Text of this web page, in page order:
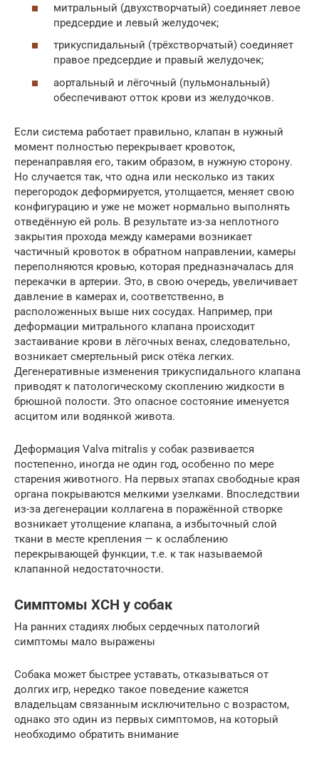
митральный (двухстворчатый) соединяет левое
предсердие и левый желудочек;
трикуспидальный (трёхстворчатый) соединяет
правое предсердие и правый желудочек;
аортальный и лёгочный (пульмональный)
обеспечивают отток крови из желудочков.
Если система работает правильно, клапан в нужный
момент полностью перекрывает кровоток,
перенаправляя его, таким образом, в нужную сторону.
Но случается так, что одна или несколько из таких
перегородок деформируется, утолщается, меняет свою
конфигурацию и уже не может нормально выполнять
отведённую ей роль. В результате из-за неплотного
закрытия прохода между камерами возникает
частичный кровоток в обратном направлении, камеры
переполняются кровью, которая предназначалась для
перекачки в артерии. Это, в свою очередь, увеличивает
давление в камерах и, соответственно, в
расположенных выше них сосудах. Например, при
деформации митрального клапана происходит
застаивание крови в лёгочных венах, следовательно,
возникает смертельный риск отёка легких.
Дегенеративные изменения трикуспидального клапана
приводят к патологическому скоплению жидкости в
брюшной полости. Это опасное состояние именуется
асцитом или водянкой живота.
Деформация Valva mitralis у собак развивается
постепенно, иногда не один год, особенно по мере
старения животного. На первых этапах свободные края
органа покрываются мелкими узелками. Впоследствии
из-за дегенерации коллагена в поражённой створке
возникает утолщение клапана, а избыточный слой
ткани в месте крепления — к ослаблению
перекрывающей функции, т.е. к так называемой
клапанной недостаточности.
Симптомы ХСН у собак
На ранних стадиях любых сердечных патологий
симптомы мало выражены
Собака может быстрее уставать, отказываться от
долгих игр, нередко такое поведение кажется
владельцам связанным исключительно с возрастом,
однако это один из первых симптомов, на который
необходимо обратить внимание